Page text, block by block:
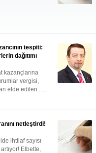
tespiti:
dağıtımı
kazançlarına
vergisi,
elde edilen......
netleştirdi!
ihtilaf sayısı
Elbette,